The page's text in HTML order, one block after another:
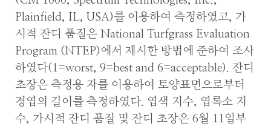
Plainfield, IL, USA)를 이용하여 측정하였고, 가
시적 잔디 품질은 National Turfgrass Evaluation
Program (NTEP)에서 제시한 방법에 준하여 조사
하였다(1=worst, 9=best and 6=acceptable). 잔디
초장은 측정용 자를 이용하여 토양표면으로부터
경엽의 길이를 측정하였다. 엽색 지수, 엽록소 지
수, 가시적 잔디 품질 및 잔디 초장은 6월 11일부